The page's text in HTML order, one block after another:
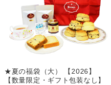
★夏の福袋（大） 【2026】
【数量限定・ギフト包装なし】